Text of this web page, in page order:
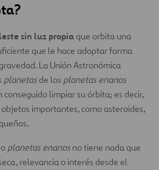
sin luz propiaque orbita una
que le hace adoptar forma
La Unión Astronómica
planetasde los planetas enanos
limpiar su órbita; es decir,
importantes, como asteroides,
o planetas enanos no tiene nada que
relevancia o interés desde el